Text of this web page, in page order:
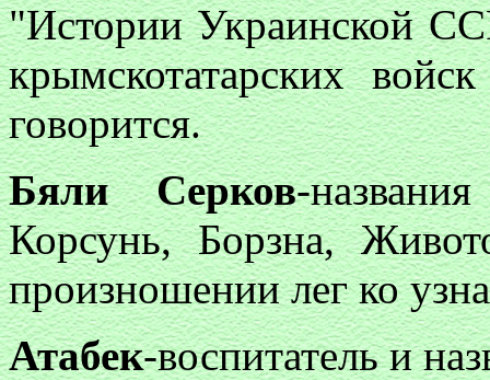
"Истории Украинской
крымскотатарских
говорится.
Бяли Серков-
Корсунь, Борзна,
произношении лег ко
Атабек-воспитатель и